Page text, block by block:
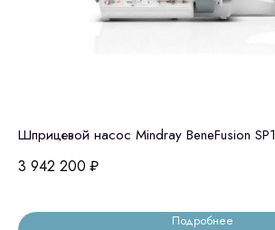
Шприцевой насос Mindray BeneFusion SP1
3 942 200 ₽
Подробнее